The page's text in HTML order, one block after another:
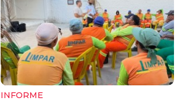
INFORME